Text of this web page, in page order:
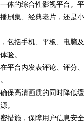
体的综合性影视平台。
剧集、经典老片，还是
包括手机、平板、电脑
验。
平台内发表评论、评分
保高清画质的同时降低
。
措施，保障用户信息安